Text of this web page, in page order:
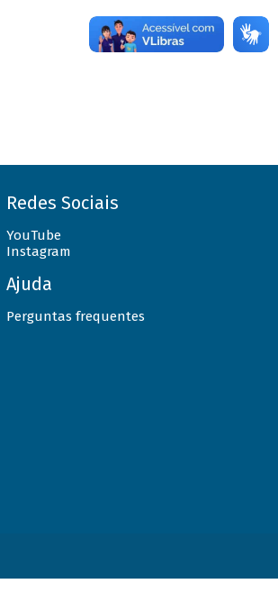
Redes Sociais
YouTube
Instagram
Ajuda
Perguntas frequentes